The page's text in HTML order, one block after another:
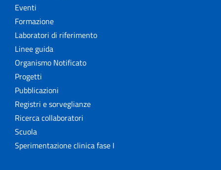
Eventi
Formazione
Laboratori di riferimento
Linee guida
Organismo Notificato
Progetti
Pubblicazioni
Registri e sorveglianze
Ricerca collaboratori
Scuola
Sperimentazione clinica fase I